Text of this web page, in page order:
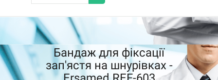
Бандаж для фіксації
зап'ястя на шнурівках -